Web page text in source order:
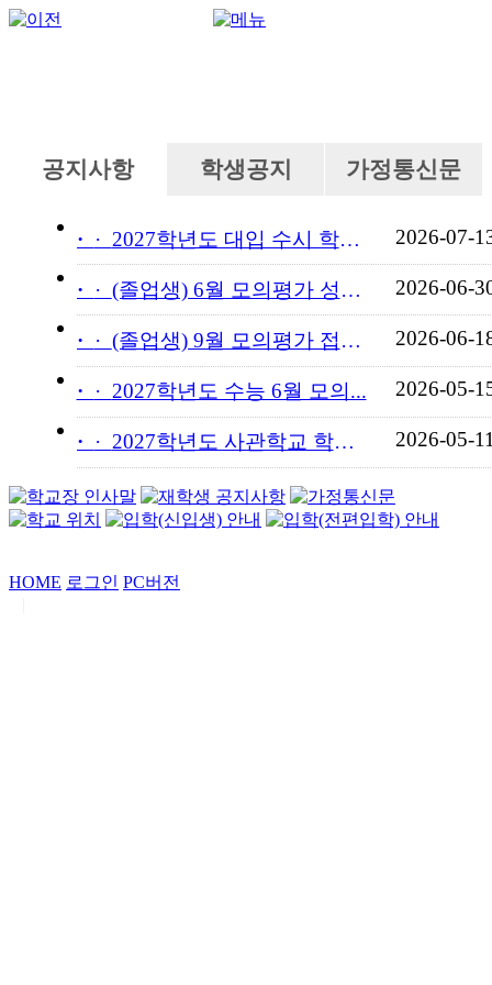
공지사항 학생공지 가정통신문
· 2027학년도 대입 수시 학교... 2026-07-
· (졸업생) 6월 모의평가 성적... 2026-06-
· (졸업생) 9월 모의평가 접수... 2026-06-
· 2027학년도 수능 6월 모의... 2026-05-
· 2027학년도 사관학교 학교장... 2026-05-
HOME 로그인 PC버전